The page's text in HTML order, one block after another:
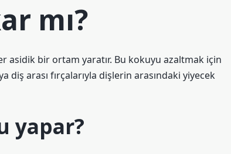
mı?
asidik bir ortam yaratır. Bu kokuyu azaltmak için
arası fırçalarıyla dişlerin arasındaki yiyecek
yapar?